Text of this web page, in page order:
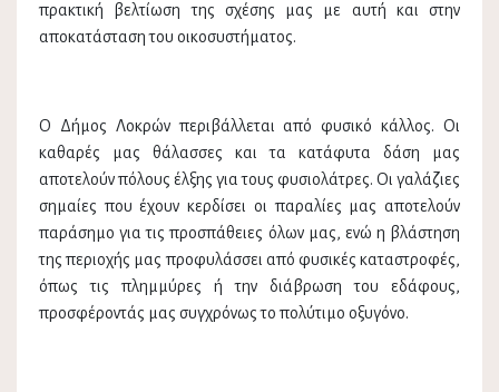
πρακτική βελτίωση της σχέσης μας με αυτή και στην
αποκατάσταση του οικοσυστήματος.
Ο Δήμος Λοκρών περιβάλλεται από φυσικό κάλλος. Οι
καθαρές μας θάλασσες και τα κατάφυτα δάση μας
αποτελούν πόλους έλξης για τους φυσιολάτρες. Οι γαλάζιες
σημαίες που έχουν κερδίσει οι παραλίες μας αποτελούν
παράσημο για τις προσπάθειες όλων μας, ενώ η βλάστηση
της περιοχής μας προφυλάσσει από φυσικές καταστροφές,
όπως τις πλημμύρες ή την διάβρωση του εδάφους,
προσφέροντάς μας συγχρόνως το πολύτιμο οξυγόνο.